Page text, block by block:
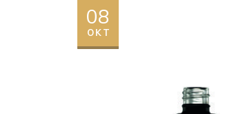
08
OKT